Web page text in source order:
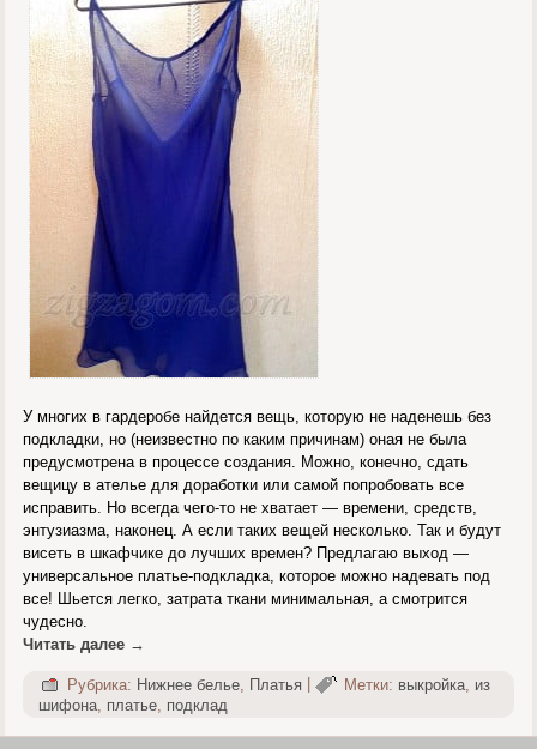
У многих в гардеробе найдется вещь, которую не наденешь без
подкладки, но (неизвестно по каким причинам) оная не была
предусмотрена в процессе создания. Можно, конечно, сдать
вещицу в ателье для доработки или самой попробовать все
исправить. Но всегда чего-то не хватает — времени, средств,
энтузиазма, наконец. А если таких вещей несколько. Так и будут
висеть в шкафчике до лучших времен? Предлагаю выход —
универсальное платье-подкладка, которое можно надевать под
все! Шьется легко, затрата ткани минимальная, а смотрится
чудесно.
Читать далее →
Рубрика: Нижнее белье Платья | Метки: выкройка из
шифона, платье, подклад